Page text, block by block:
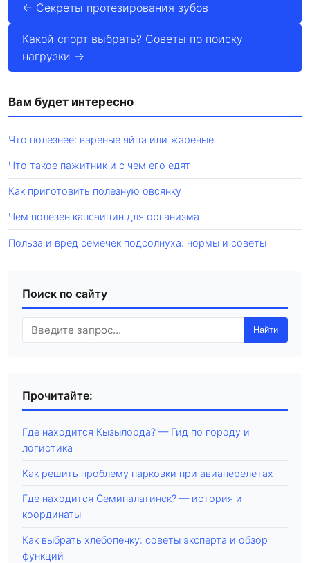
← Секреты протезирования зубов
Какой спорт выбрать? Советы по поиску
нагрузки →
Вам будет интересно
Что полезнее: вареные яйца или жареные
Что такое пажитник и с чем его едят
Как приготовить полезную овсянку
Чем полезен капсаицин для организма
Польза и вред семечек подсолнуха: нормы и советы
Поиск по сайту
Найти
Прочитайте:
Где находится Кызылорда? — Гид по городу и
логистика
Как решить проблему парковки при авиаперелетах
Где находится Семипалатинск? — история и
координаты
Как выбрать хлебопечку: советы эксперта и обзор
функций